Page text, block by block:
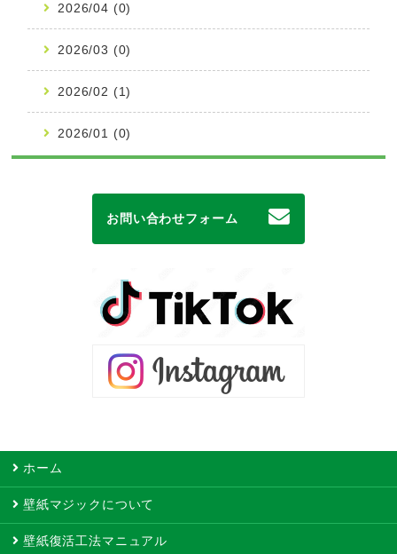
2026/04 (0)
2026/03 (0)
2026/02 (1)
2026/01 (0)
お問い合わせフォーム
ホーム
壁紙マジックについて
壁紙復活工法マニュアル